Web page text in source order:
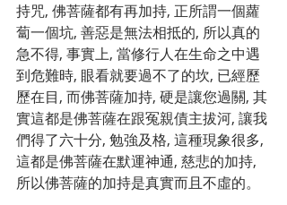
持咒, 佛菩薩都有再加持, 正所謂一個蘿
蔔一個坑, 善惡是無法相抵的, 所以真的
急不得, 事實上, 當修行人在生命之中遇
到危難時, 眼看就要過不了的坎, 已經歷
歷在目, 而佛菩薩加持, 硬是讓您過關, 其
實這都是佛菩薩在跟冤親債主拔河, 讓我
們得了六十分, 勉強及格, 這種現象很多,
這都是佛菩薩在默運神通, 慈悲的加持,
所以佛菩薩的加持是真實而且不虛的。